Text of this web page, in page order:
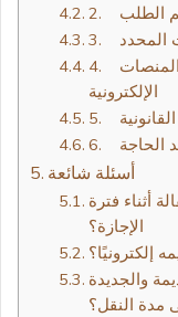
الطلب
المحدد
4. متابعة الطلب بشكل دوري على المنصات
الإلكترونية
الحاجة
أسئلة شائعة
أثناء فترة
الإجازة؟
إلكترونيًا؟
والجديدة
مدة النقل؟